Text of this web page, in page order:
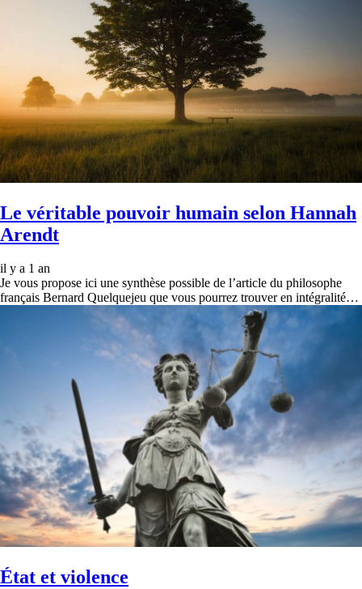
Le véritable pouvoir humain selon Hannah
Arendt
il y a 1 an
Je vous propose ici une synthèse possible de l’article du philosophe
français Bernard Quelquejeu que vous pourrez trouver en intégralité…
État et violence